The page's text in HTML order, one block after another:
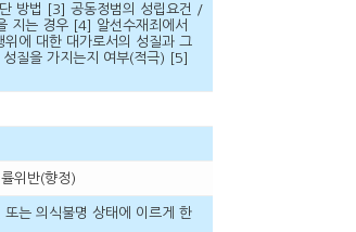
방법 [3] 공동정범의 성립요건 /
지는 경우 [4] 알선수재죄에서
위에 대한 대가로서의 성질과 그
질을 가지는지 여부(적극) [5]
위반(향정)
또는 의식불명 상태에 이르게 한